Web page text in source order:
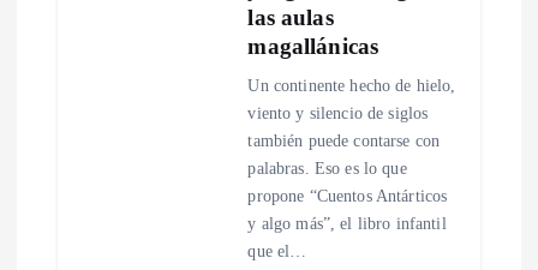
las aulas
magallánicas
Un continente hecho de hielo,
viento y silencio de siglos
también puede contarse con
palabras. Eso es lo que
propone “Cuentos Antárticos
y algo más”, el libro infantil
que el…